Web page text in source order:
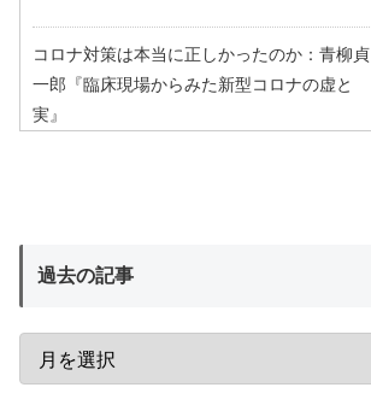
コロナ対策は本当に正しかったのか：青柳貞
一郎『臨床現場からみた新型コロナの虚と
実』
過去の記事